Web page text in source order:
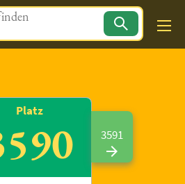
Magazin
Platz
3591